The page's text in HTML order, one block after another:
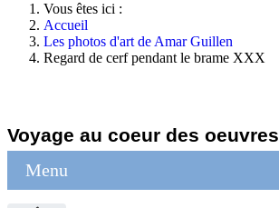
Vous êtes ici :
Accueil
Les photos d'art de Amar Guillen
Regard de cerf pendant le brame XXX
Voyage au coeur des oeuvres
Menu